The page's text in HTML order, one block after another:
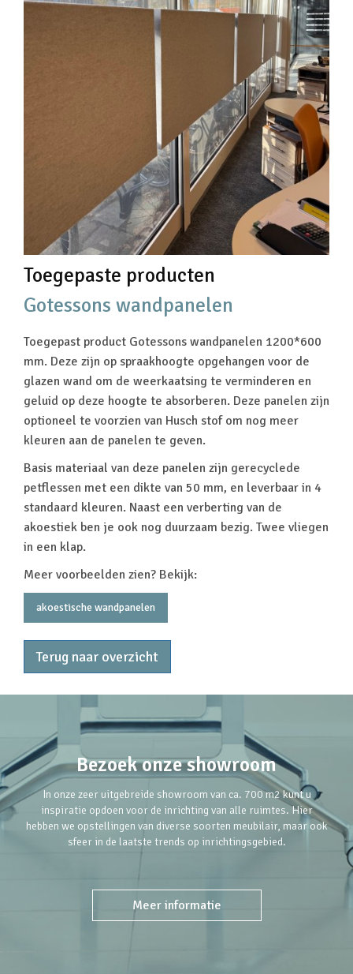
Toegepaste producten
Gotessons wandpanelen
Toegepast product Gotessons wandpanelen 1200*600
mm. Deze zijn op spraakhoogte opgehangen voor de
glazen wand om de weerkaatsing te verminderen en
geluid op deze hoogte te absorberen. Deze panelen zijn
optioneel te voorzien van Husch stof om nog meer
kleuren aan de panelen te geven.
Basis materiaal van deze panelen zijn gerecyclede
petflessen met een dikte van 50 mm, en leverbaar in 4
standaard kleuren. Naast een verberting van de
akoestiek ben je ook nog duurzaam bezig. Twee vliegen
in een klap.
Meer voorbeelden zien? Bekijk:
akoestische wandpanelen
Terug naar overzicht
Bezoek onze showroom
In onze zeer uitgebreide showroom van ca. 700 m2 kunt u
inspiratie opdoen voor de inrichting van alle ruimtes. Hier
hebben we opstellingen van diverse soorten meubilair, maar ook
sfeer in de laatste trends op inrichtingsgebied.
Meer informatie